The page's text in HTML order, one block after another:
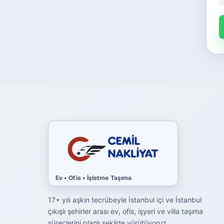
Ev • Ofis • İşletme Taşıma
17+ yılı aşkın tecrübeyle İstanbul içi ve İstanbul
çıkışlı şehirler arası ev, ofis, işyeri ve villa taşıma